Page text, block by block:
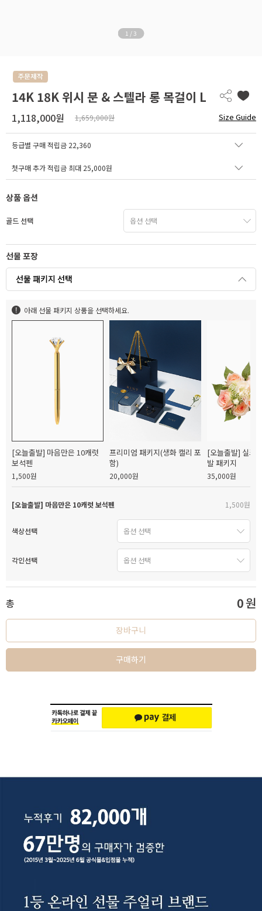
1 / 3
14K 18K 위시 문 & 스텔라 롱 목걸이 L
1,118,000원 1,659,000원 Size Guide
등급별 구매 적립금 22,360
첫구매 추가 적립금 최대 25,000원
상품 옵션
골드 선택
선물 포장
선물 패키지 선택
아래 선물 패키지 상품을 선택하세요.
[오늘출발] 마음만은 10캐럿
보석펜
1,500원
프리미엄 패키지(생화 캘리 포
함)
20,000원
[오늘출발] 실크
발 패키지
35,000원
[오늘출발] 마음만은 10캐럿 보석펜 1,500원
색상선택
각인선택
총 0원
장바구니
구매하기